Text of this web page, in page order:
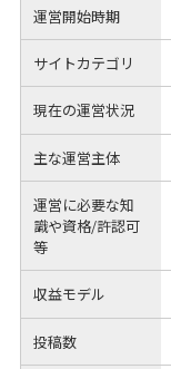
運営開始時期
サイトカテゴリ
現在の運営状況
主な運営主体
運営に必要な知
識や資格/許認可
等
収益モデル
投稿数